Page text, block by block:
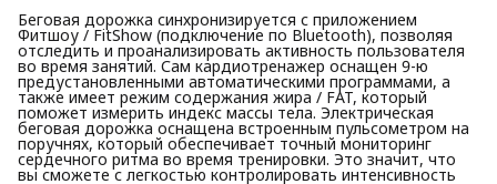
Беговая дорожка синхронизируется с приложением
Фитшоу / FitShow (подключение по Bluetooth), позволяя
отследить и проанализировать активность пользователя
во время занятий. Сам кардиотренажер оснащен 9-ю
предустановленными автоматическими программами, а
также имеет режим содержания жира / FAT, который
поможет измерить индекс массы тела. Электрическая
беговая дорожка оснащена встроенным пульсометром на
поручнях, который обеспечивает точный мониторинг
сердечного ритма во время тренировки. Это значит, что
вы сможете с легкостью контролировать интенсивность